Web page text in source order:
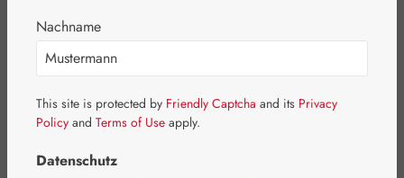
Bildergalerie überspringen
Nachname
This site is protected by Friendly Captcha and its Privacy
Policy and Terms of Use apply.
Datenschutz